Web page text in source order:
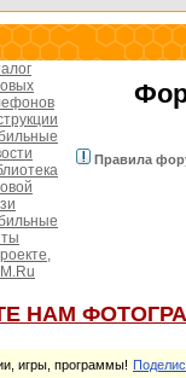
Правила
НАМ
игры, программы!